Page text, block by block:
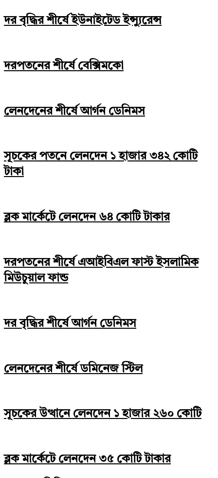
দর বৃদ্ধির শীর্ষে ইউনাইটেড ইন্স্যুরেন্স
দরপতনের শীর্ষে বেক্সিমকো
লেনদেনের শীর্ষে আর্গন ডেনিমস
সূচকের পতনে লেনদেন ১ হাজার ৩৪২ কোটি
টাকা
ব্লক মার্কেটে লেনদেন ৬৪ কোটি টাকার
দরপতনের শীর্ষে এআইবিএল ফাস্ট ইসলামিক
মিউচুয়াল ফান্ড
দর বৃদ্ধির শীর্ষে আর্গন ডেনিমস
লেনদেনের শীর্ষে ডমিনেজ স্টিল
সূচকের উত্থানে লেনদেন ১ হাজার ২৬০ কোটি
ব্লক মার্কেটে লেনদেন ৩৫ কোটি টাকার